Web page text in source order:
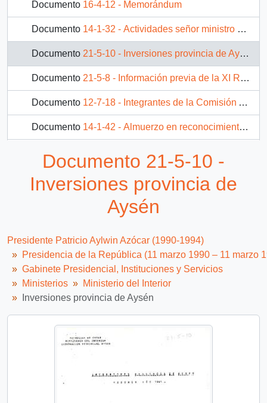
Documento 16-4-12 - Memorándum
Documento 14-1-32 - Actividades señor ministro del interior día lunes 8 de abril 1991
Documento 21-5-10 - Inversiones provincia de Aysén
Documento 21-5-8 - Información previa de la XI Región de Aisen, a la reunion de intendentes regionales con S.E el presidente de la república
Documento 12-7-18 - Integrantes de la Comisión Asesora del Sr. Ministro del Interior
Documento 14-1-42 - Almuerzo en reconocimiento día miércoles 24 de abril 1991
417 más...
Documento 21-5-10 -
Inversiones provincia de
Aysén
Presidente Patricio Aylwin Azócar (1990-1994)
Presidencia de la República (11 marzo 1990 – 11 marzo
Gabinete Presidencial, Instituciones y Servicios
Ministerios
Ministerio del Interior
Inversiones provincia de Aysén